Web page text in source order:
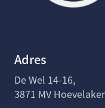
Adres
De Wel 14-16,
3871 MV